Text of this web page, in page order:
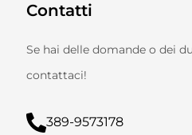
Contatti
Se hai delle domande o dei
contattaci!
389-9573178